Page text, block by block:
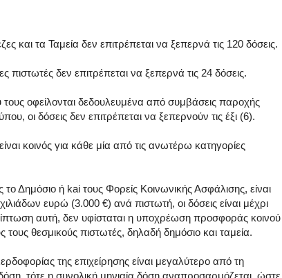
και τα Ταμεία δεν επιτρέπεται να ξεπερνά τις 120 δόσεις.
πιστωτές δεν επιτρέπεται να ξεπερνά τις 24 δόσεις.
οφείλονται δεδουλευμένα από συμβάσεις παροχής
οι δόσεις δεν επιτρέπεται να ξεπερνούν τις έξι (6).
κοινός για κάθε μία από τις ανωτέρω κατηγορίες
Δημόσιο ή kai τους Φορείς Κοινωνικής Ασφάλισης, είναι
ευρώ (3.000 €) ανά πιστωτή, οι δόσεις είναι μέχρι
αυτή, δεν υφίσταται η υποχρέωση προσφοράς κοινού
θεσμικούς πιστωτές, δηλαδή δημόσιο και ταμεία.
της επιχείρησης είναι μεγαλύτερο από τη